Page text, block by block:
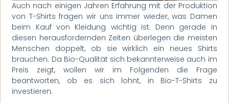
Auch nach einigen Jahren Erfahrung mit der Produktion
von T-Shirts fragen wir uns immer wieder, was Damen
beim Kauf von Kleidung wichtig ist. Denn gerade in
diesen herausfordernden Zeiten überlegen die meisten
Menschen doppelt, ob sie wirklich ein neues Shirts
brauchen. Da Bio-Qualität sich bekannterweise auch im
Preis zeigt, wollen wir im Folgenden die Frage
beantworten, ob es sich lohnt, in Bio-T-Shirts zu
investieren.